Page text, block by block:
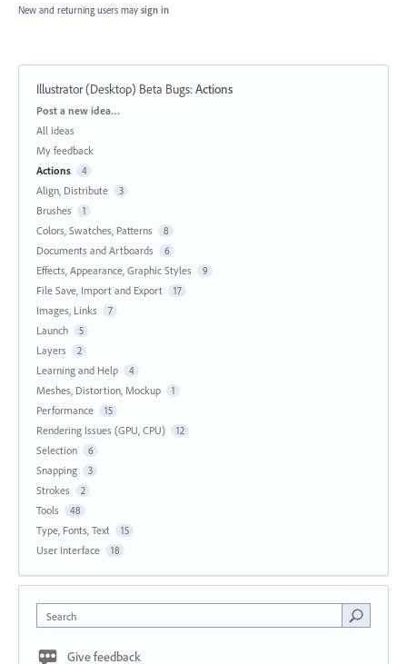
New and returning users may sign in
Illustrator (Desktop) Beta Bugs:Actions
Categories
Post a new idea…
All ideas
My feedback
Actions
4
Align, Distribute 3
Brushes 1
Colors, Swatches, Patterns 8
Documents and Artboards 6
Effects, Appearance, Graphic Styles 9
File Save, Import and Export 17
Images, Links 7
Launch 5
Layers 2
Learning and Help 4
Meshes, Distortion, Mockup 1
Performance 15
Rendering Issues (GPU, CPU) 12
Selection 6
Snapping 3
Strokes 2
Tools 48
Type, Fonts, Text 15
User Interface 18
Search
Give feedback